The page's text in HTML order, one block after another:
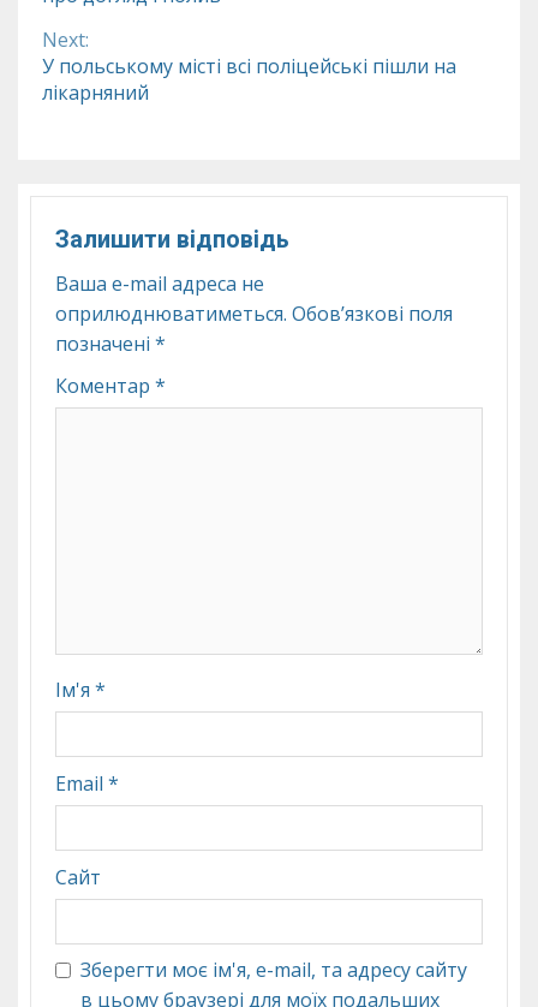
Reading
Next:
У польському місті всі поліцейські пішли на
лікарняний
Залишити відповідь
Ваша e-mail адреса не
оприлюднюватиметься. Обов’язкові поля
позначені *
Коментар *
Ім'я *
Email *
Сайт
Зберегти моє ім'я, e-mail, та адресу сайту
в цьому браузері для моїх подальших